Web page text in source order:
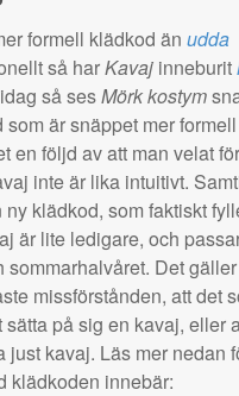
formell klädkod än udda
så harKavaj inneburit
så sesMörk kostym
är snäppet mer
en följd av att man velat
inte är lika intuitivt.
klädkod, som faktiskt
är lite ledigare, och
sommarhalvåret. Det
missförstånden, att det
sätta på sig en kavaj, eller
just kavaj. Läs mer nedan
klädkoden innebär: